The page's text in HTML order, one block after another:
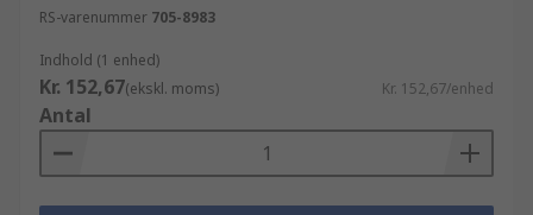
RS-varenummer 705-8983
Indhold (1 enhed)
Kr. 152,67(ekskl. moms) Kr. 152,67/enhed
Antal